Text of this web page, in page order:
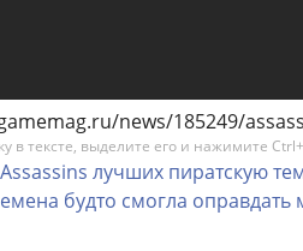
news/185249/
в тексте, выделите его и нажимите
Assassins лучших пиратскую
будто смогла оправдать